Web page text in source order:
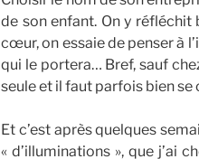
de son enfant. On y
cœur, on essaie de penser à
qui le portera… Bref, sauf
seule et il faut parfois bien
Et c’est après quelques
« d’illuminations », que j’ai